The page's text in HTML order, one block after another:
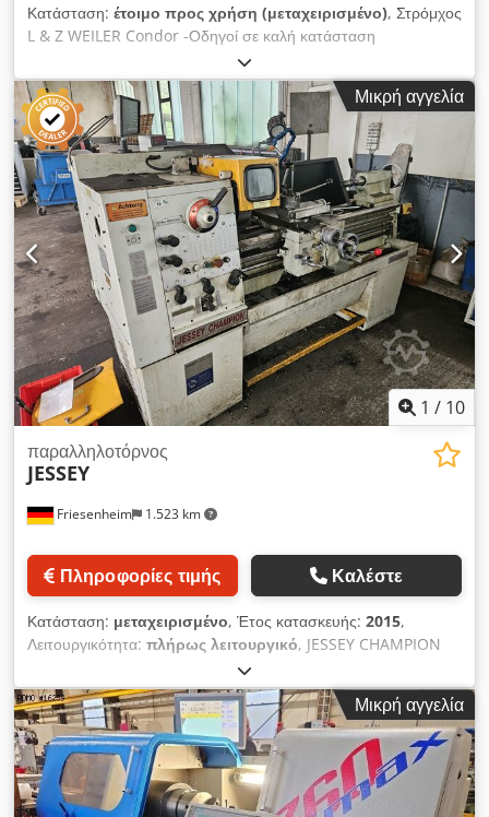
Κατάσταση: έτοιμο προς χρήση (μεταχειρισμένο), Στρόμχος
L & Z WEILER Condor -Οδηγοί σε καλή κατάσταση
-Προαιρετική ψηφιακή ένδειξη 3 αξόνων -Ύψος κέντρων 165
mm -Διάμετρος περιστροφής πάνω από το τραπέζι 330 mm
-Απόσταση μεταξύ κέντρων 800 mm -Εύρος ταχύτητας
περιστροφής 28-2800 σ.α.λ. -Αυτόματη κατά μήκος/διαμήκης
και εγκάρσια τροφοδοσία -Διάμετρος οπής άξονα περίπου 40
mm Crsdpfxjzta Dms Abtof -Κοπή σπειρωμάτων / μετρικό /
ίντσες κ.λπ. -Σύστημα γρήγορης σύσφιξης -Τσόχα τεσσάρων
γνάθων -Βασική βάση Multifix -Προστατευτική ασπίδα για τα
υπολείμματα κατεργασίας -Διακόπτης έκτακτης ανάγκης /
απενεργοποίηση -Τεκμηρίωση Διαστάσεις: Μ x Π x Υ 2,0 x 0,8
x 1,6 μέτρα / Βάρος 850 κιλά
Μικρή αγγελία
1 / 10
Friesenheim 1.523 km
παραλληλοτόρνος
JESSEY
Πληροφορίες τιμής Καλέστε
Κατάσταση: μεταχειρισμένο, Έτος κατασκευής: 2015,
Λειτουργικότητα: πλήρως λειτουργικό, JESSEY CHAMPION
CP 1540 VS – Στροφείο με οδηγό και αξονικό άξονα
Κατασκευαστής: Jessey Τύπος: Champion CP 1540 VS Έτος
κατασκευής: 2015 Csdpfx Aezminusbterf Κατάσταση:
μεταχειρισμένο Περιεχόμενα παράδοσης: - Σύστημα ψύξης -
Φωτιστικό μηχανήματος - Πόδια μηχανήματος - Τεκμηρίωση -
Γνώστης τσόχας - Ψηφιακή οθόνη - MultiFix B Περισσότερες
πληροφορίες κατόπιν αιτήματος.
Μικρή αγγελία